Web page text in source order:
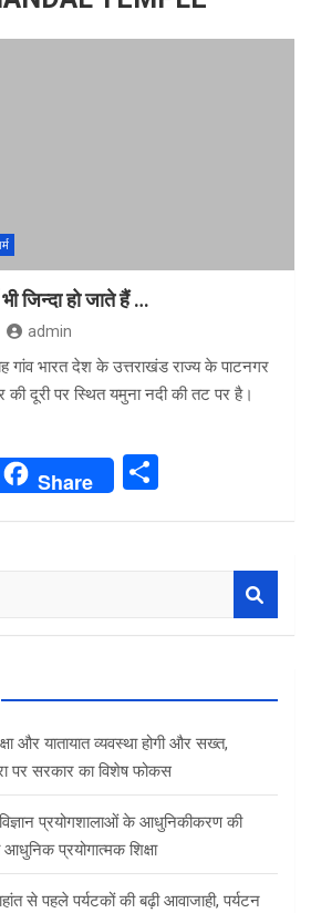
जिन्दा हो जाते हैं …
admin
गांव भारत देश के उत्तराखंड राज्य के पाटनगर
की दूरी पर स्थित यमुना नदी की तट पर है।
Share
और यातायात व्यवस्था होगी और सख्त,
पर सरकार का विशेष फोकस
प्रयोगशालाओं के आधुनिकीकरण की
आधुनिक प्रयोगात्मक शिक्षा
से पहले पर्यटकों की बढ़ी आवाजाही, पर्यटन